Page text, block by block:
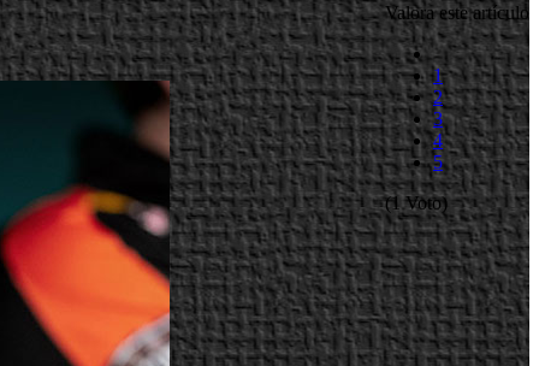
Valora este artículo
1
2
3
4
5
(1 Voto)